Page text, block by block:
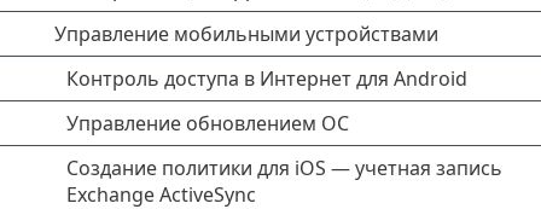
Управление мобильными устройствами
Контроль доступа в Интернет для Android
Управление обновлением ОС
Создание политики для iOS — учетная запись
Exchange ActiveSync